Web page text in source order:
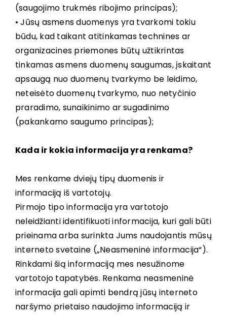
(saugojimo trukmės ribojimo principas);
• Jūsų asmens duomenys yra tvarkomi tokiu
būdu, kad taikant atitinkamas technines ar
organizacines priemones būtų užtikrintas
tinkamas asmens duomenų saugumas, įskaitant
apsaugą nuo duomenų tvarkymo be leidimo,
neteisėto duomenų tvarkymo, nuo netyčinio
praradimo, sunaikinimo ar sugadinimo
(pakankamo saugumo principas);
Kada ir kokia informacija yra renkama?
Mes renkame dviejų tipų duomenis ir
informaciją iš vartotojų.
Pirmojo tipo informacija yra vartotojo
neleidžianti identifikuoti informacija, kuri gali būti
prieinama arba surinkta Jums naudojantis mūsų
interneto svetaine („Neasmeninė informacija“).
Rinkdami šią informaciją mes nesužinome
vartotojo tapatybės. Renkama neasmeninė
informacija gali apimti bendrą jūsų interneto
naršymo prietaiso naudojimo informaciją ir